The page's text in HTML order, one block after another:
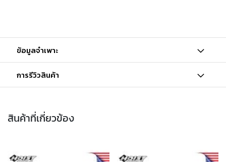
ข้อมูลจำเพาะ
การรีวิวสินค้า
สินค้าที่เกี่ยวข้อง